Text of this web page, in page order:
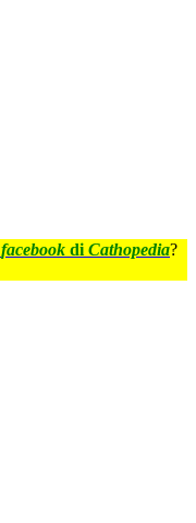
facebook di Cathopedia?